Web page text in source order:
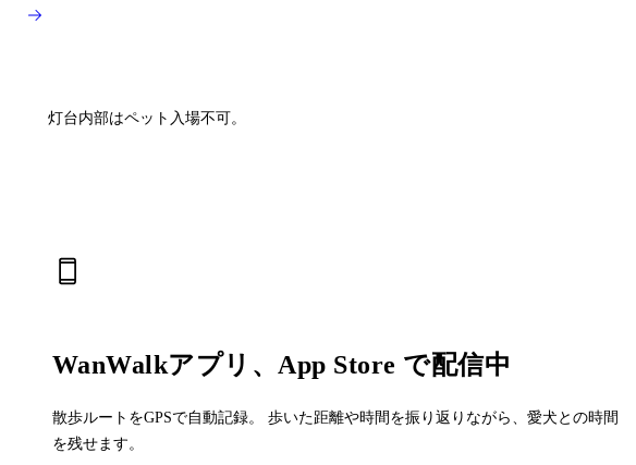
灯台内部はペット入場不可。
WanWalkアプリ、App Store で配信中
散歩ルートをGPSで自動記録。 歩いた距離や時間を振り返りながら、愛犬との時間
を残せます。